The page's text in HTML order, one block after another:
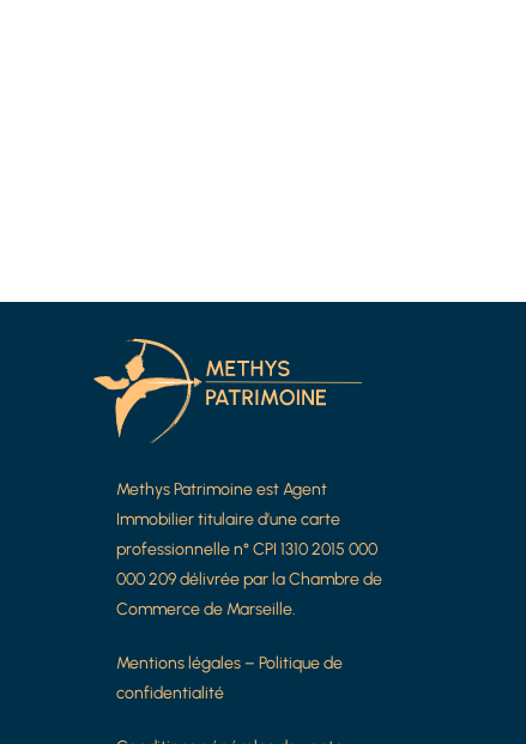
Methys Patrimoine est Agent
Immobilier titulaire d’une carte
professionnelle n° CPI 1310 2015 000
000 209 délivrée par la Chambre de
Commerce de Marseille.
Mentions légales–Politique de
confidentialité